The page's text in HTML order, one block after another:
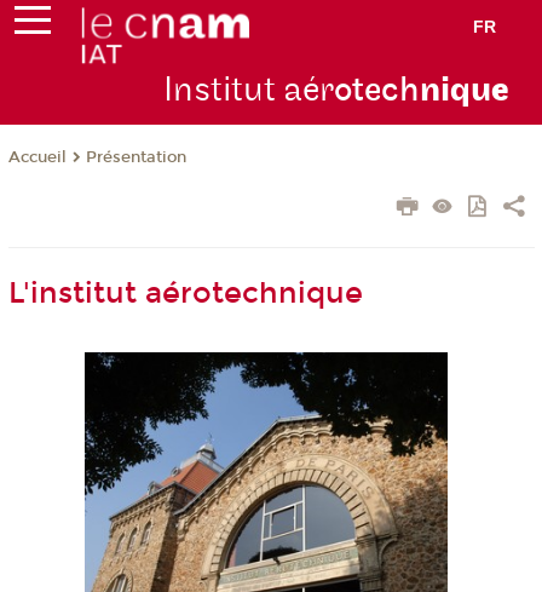
FR
Institut aérotechnique
Accueil Présentation
L'institut aérotechnique